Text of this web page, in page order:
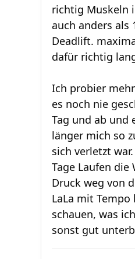
richtig Muskeln
auch anders als
Deadlift.
dafür richtig
Ich probier
es noch nie
Tag und ab und
länger mich so
sich verletzt
Tage Laufen
Druck weg von
LaLa mit
schauen, was
sonst gut